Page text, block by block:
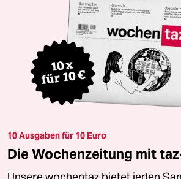
10 Ausgaben für 10 Euro
Die Wochenzeitung mit